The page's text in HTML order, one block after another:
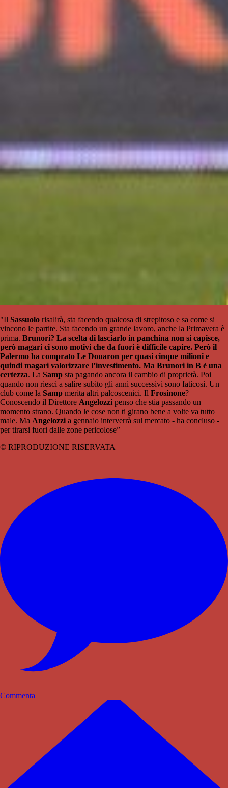
"Il Sassuolo risalirà, sta facendo qualcosa di strepitoso e sa come si
vincono le partite. Sta facendo un grande lavoro, anche la Primavera è
prima. Brunori? La scelta di lasciarlo in panchina non si capisce,
però magari ci sono motivi che da fuori è difficile capire. Però il
Palermo ha comprato Le Douaron per quasi cinque milioni e
quindi magari valorizzare l’investimento. Ma Brunori in B è una
certezza. La Samp sta pagando ancora il cambio di proprietà. Poi
quando non riesci a salire subito gli anni successivi sono faticosi. Un
club come la Samp merita altri palcoscenici. Il Frosinone?
Conoscendo il Direttore Angelozzi penso che stia passando un
momento strano. Quando le cose non ti girano bene a volte va tutto
male. Ma Angelozzi a gennaio interverrà sul mercato - ha concluso -
per tirarsi fuori dalle zone pericolose”
© RIPRODUZIONE RISERVATA
Commenta